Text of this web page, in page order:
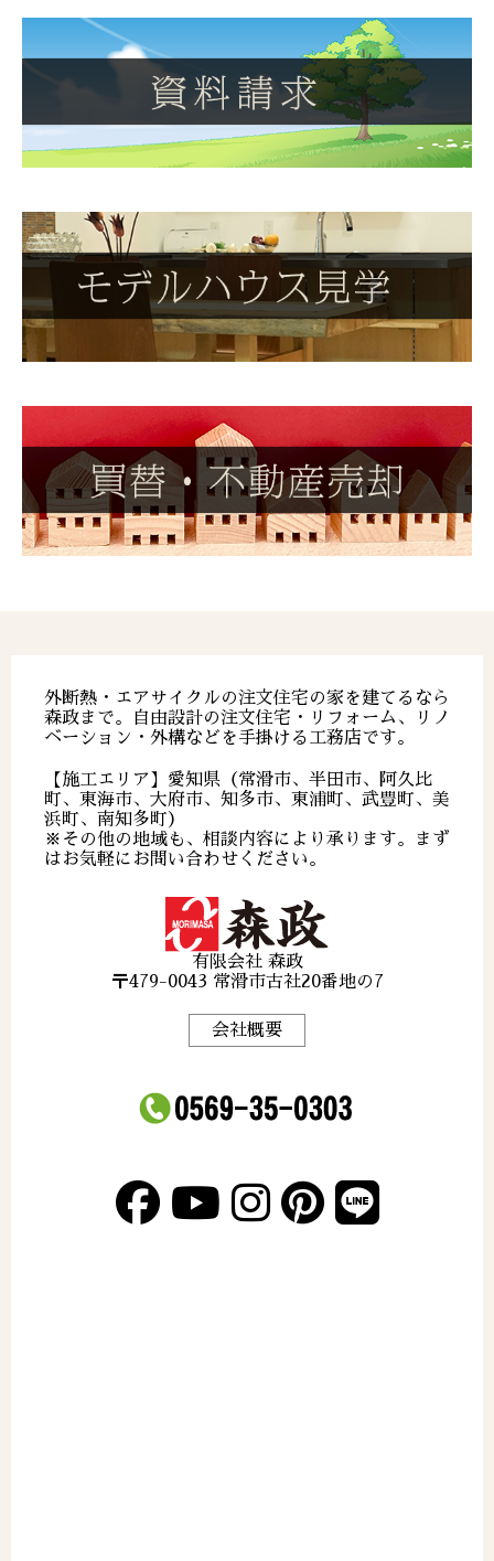
外断熱・エアサイクルの注文住宅の家を建てるなら
森政まで。自由設計の注文住宅・リフォーム、リノ
ベーション・外構などを手掛ける工務店です。
【施工エリア】愛知県（常滑市、半田市、阿久比
町、東海市、大府市、知多市、東浦町、武豊町、美
浜町、南知多町）
※その他の地域も、相談内容により承ります。まず
はお気軽にお問い合わせください。
有限会社 森政
〒479-0043 常滑市古社20番地の7
会社概要